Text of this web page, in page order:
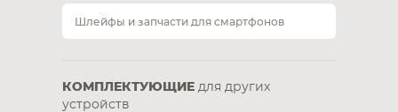
Шлейфы и запчасти для смартфонов
КОМПЛЕКТУЮЩИЕ для других
устройств